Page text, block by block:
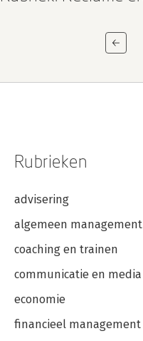
Rubrieken
advisering
algemeen management
coaching en trainen
communicatie en media
economie
financieel management